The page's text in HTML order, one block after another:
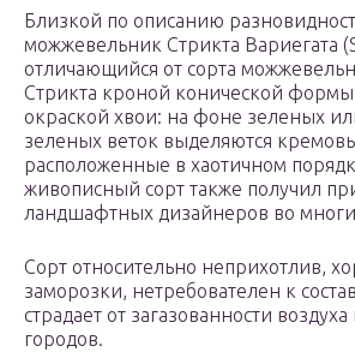
Близкой по описанию
можжевельник Стрикта Вариегата
отличающийся от сорта
Стрикта кроной конической
окраской хвои: на фоне зеленых
зеленых веток выделяются
расположенные в хаотичном
живописный сорт также получил
ландшафтных дизайнеров во
Cорт относительно неприхотлив,
заморозки, нетребователен к
страдает от загазованности
городов.